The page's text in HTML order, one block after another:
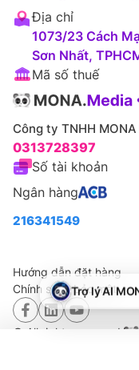
Địa chỉ
1073/23 Cách
Sơn Nhất,
Mã số thuế
Công ty TNHH MONA
0313728397
Số tài khoản
Ngân hàng
216341549
© All rights reserved
Chính sách bảo mật
Hướng dẫn đặt hàng